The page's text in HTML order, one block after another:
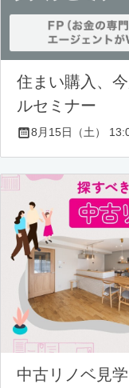
住まい購入、
ルセミナー
8月15日（土）
中古リノベ見